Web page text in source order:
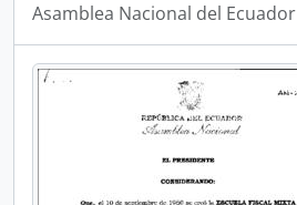
Asamblea Nacional del Ecuador